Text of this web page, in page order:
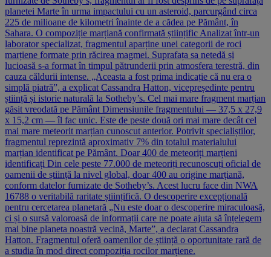
planetei Marte în urma impactului cu un asteroid, parcurgând circa
225 de milioane de kilometri înainte de a cădea pe Pământ, în
Sahara. O compoziție marțiană confirmată științific Analizat într-un
laborator specializat, fragmentul aparține unei categorii de roci
marțiene formate prin răcirea magmei. Suprafața sa netedă și
lucioasă s-a format în timpul pătrunderii prin atmosfera terestră, din
cauza căldurii intense. „Aceasta a fost prima indicație că nu era o
simplă piatră”, a explicat Cassandra Hatton, vicepreședinte pentru
știință și istorie naturală la Sotheby’s. Cel mai mare fragment marțian
găsit vreodată pe Pământ Dimensiunile fragmentului — 37,5 x 27,9
x 15,2 cm — îl fac unic. Este de peste două ori mai mare decât cel
mai mare meteorit marțian cunoscut anterior. Potrivit specialiștilor,
fragmentul reprezintă aproximativ 7% din totalul materialului
marțian identificat pe Pământ. Doar 400 de meteoriți marțieni
identificați Din cele peste 77.000 de meteoriți recunoscuți oficial de
oamenii de știință la nivel global, doar 400 au origine marțiană,
conform datelor furnizate de Sotheby’s. Acest lucru face din NWA
16788 o veritabilă raritate științifică. O descoperire excepțională
pentru cercetarea planetară „Nu este doar o descoperire miraculoasă,
ci și o sursă valoroasă de informații care ne poate ajuta să înțelegem
mai bine planeta noastră vecină, Marte”, a declarat Cassandra
Hatton. Fragmentul oferă oamenilor de știință o oportunitate rară de
a studia în mod direct compoziția rocilor marțiene.